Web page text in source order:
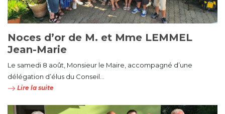
Noces d’or de M. et Mme LEMMEL
Jean-Marie
Le samedi 8 août, Monsieur le Maire, accompagné d’une
délégation d’élus du Conseil...
Lire la suite